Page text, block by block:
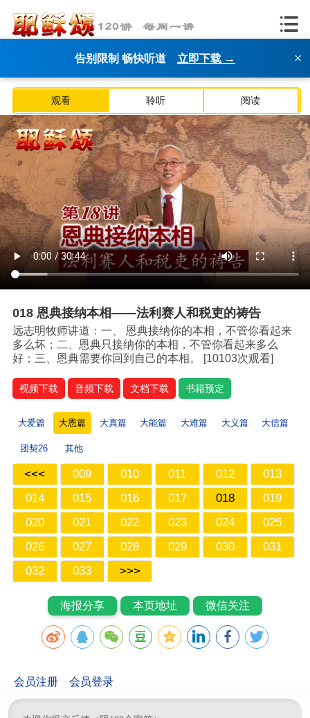
告别限制 畅快听道 立即下载 → ×
观看 聆听 阅读
018 恩典接纳本相——法利赛人和税吏的祷告
远志明牧师讲道：一、 恩典接纳你的本相，不管你看起来
多么坏；二、恩典只接纳你的本相，不管你看起来多么
好；三、恩典需要你回到自己的本相。 [10103次观看]
视频下载 音频下载 文档下载 书籍预定
大爱篇 大恩篇 大真篇 大能篇 大难篇 大义篇 大信篇
团契26 其他
<<< 009 010 011 012
013
014
015 016 017 018
019
020
021 022 023 024
025
026
027 028 029 030
031
032
033 >>>
海报分享 本页地址 微信关注
会员注册 会员登录